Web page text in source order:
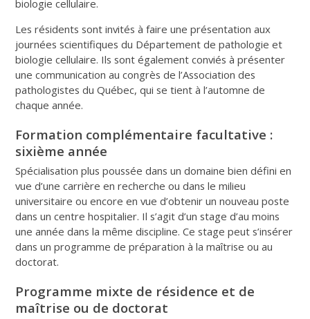
biologie cellulaire.
Les résidents sont invités à faire une présentation aux
journées scientifiques du Département de pathologie et
biologie cellulaire. Ils sont également conviés à présenter
une communication au congrès de l’Association des
pathologistes du Québec, qui se tient à l’automne de
chaque année.
Formation complémentaire facultative :
sixième année
Spécialisation plus poussée dans un domaine bien défini en
vue d’une carrière en recherche ou dans le milieu
universitaire ou encore en vue d’obtenir un nouveau poste
dans un centre hospitalier. Il s’agit d’un stage d’au moins
une année dans la même discipline. Ce stage peut s’insérer
dans un programme de préparation à la maîtrise ou au
doctorat.
Programme mixte de résidence et de
maîtrise ou de doctorat